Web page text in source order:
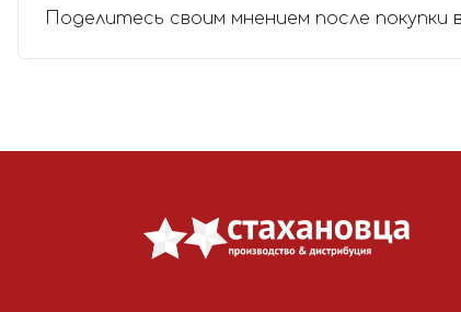
Поделитесь своим мнением после покупки